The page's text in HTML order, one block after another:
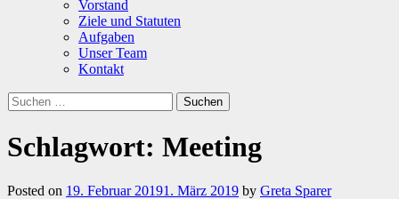
Vorstand
Ziele und Statuten
Aufgaben
Unser Team
Kontakt
Suchen
nach:
Schlagwort: Meeting
Posted on 19. Februar 20191. März 2019 by Greta Sparer